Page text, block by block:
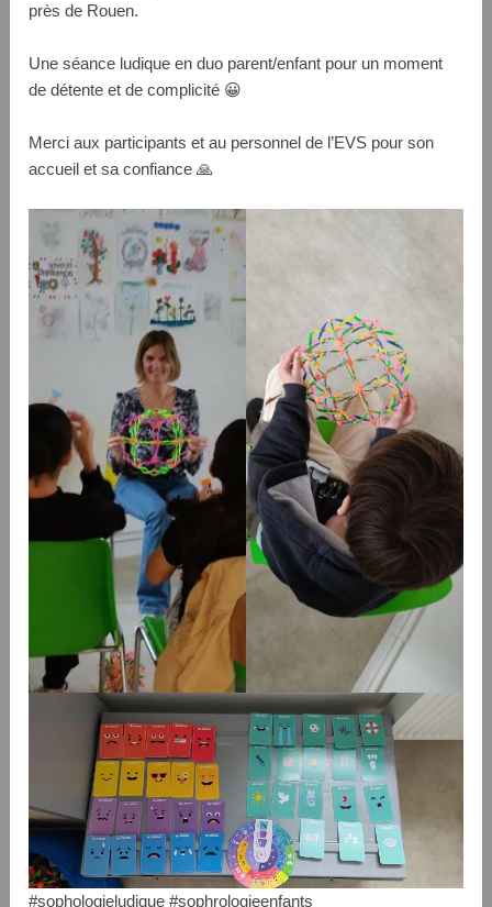
près de Rouen.
Une séance ludique en duo parent/enfant pour un moment
de détente et de complicité 😀
Merci aux participants et au personnel de l’EVS pour son
accueil et sa confiance 🙏
#sophologieludique #sophrologieenfants